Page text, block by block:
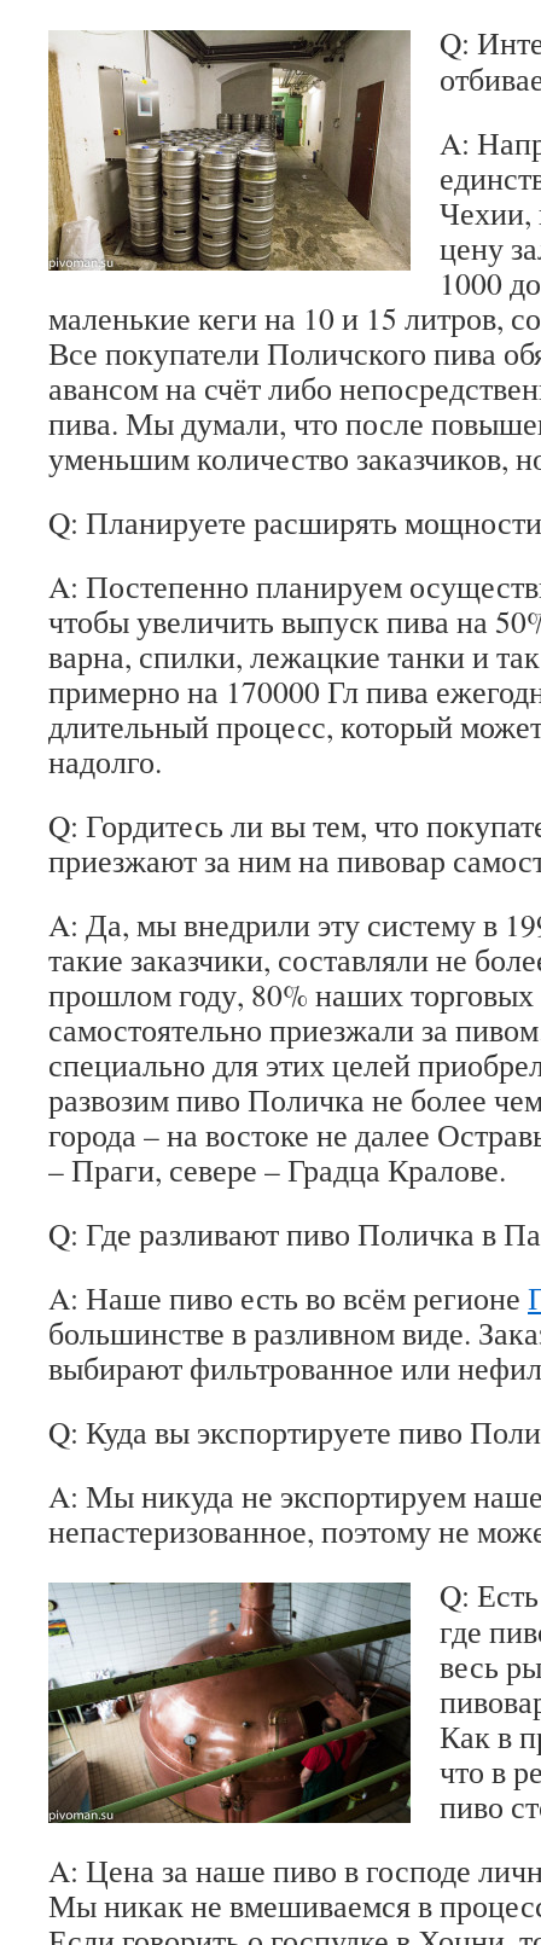
Q:
A:
Чехии,
цену
1000
маленькие кеги на 10 и 15 литров,
Все покупатели Поличского пива
авансом на счёт либо
пива. Мы думали, что после
уменьшим количество заказчиков,
Q: Планируете расширять
A: Постепенно планируем
чтобы увеличить выпуск пива на
варна, спилки, лежацкие танки и
примерно на 170000 Гл пива
длительный процесс, который
надолго.
Q: Гордитесь ли вы тем, что
приезжают за ним на пивовар
A: Да, мы внедрили эту систему в
такие заказчики, составляли не
прошлом году, 80% наших торговых
самостоятельно приезжали за
специально для этих целей
развозим пиво Поличка не более
города – на востоке не далее
– Праги, севере – Градца Кралове.
Q: Где разливают пиво Поличка в
A: Наше пиво есть во всём регионе
большинстве в разливном виде.
выбирают фильтрованное или
Q: Куда вы экспортируете пиво
A: Мы никуда не экспортируем
непастеризованное, поэтому не
Q:
где
весь
Как в
что в
пиво
A: Цена за наше пиво в господе
Мы никак не вмешиваемся в